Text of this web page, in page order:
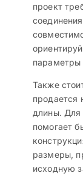
проект
параметры
Также
продается
длины. Для
помогает
размеры,
исходную